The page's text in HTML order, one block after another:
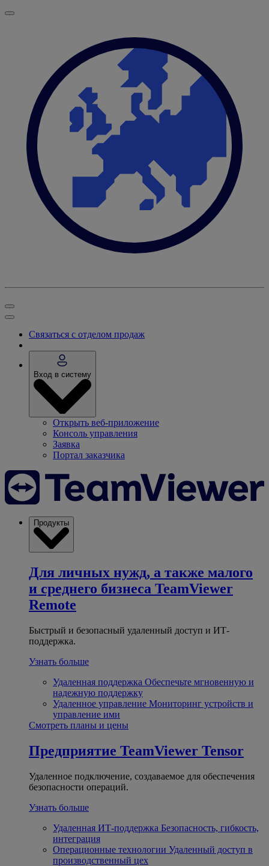
Связаться с отделом продаж
Вход в систему
Открыть веб-приложение
Консоль управления
Заявка
Портал заказчика
Продукты
Для личных нужд, а также малого
и среднего бизнеса TeamViewer
Remote
Быстрый и безопасный удаленный доступ и ИТ-
поддержка.
Узнать больше
Удаленная поддержка Обеспечьте мгновенную и
надежную поддержку
Удаленное управление Мониторинг устройств и
управление ими
Смотреть планы и цены
Предприятие TeamViewer Tensor
Удаленное подключение, создаваемое для обеспечения
безопасности операций.
Узнать больше
Удаленная ИТ-поддержка Безопасность, гибкость,
интеграция
Операционные технологии Удаленный доступ в
производственный цех